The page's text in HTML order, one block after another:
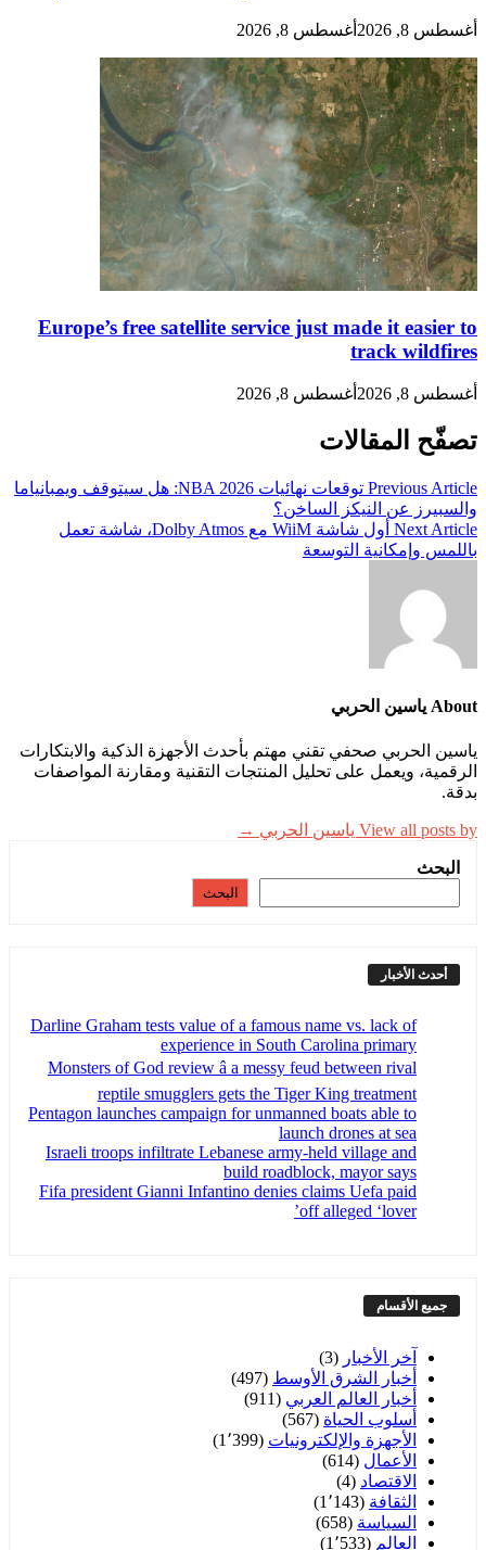
أغسطس 8, 2026 أغسطس 8, 2026
Europe’s free satellite service just made it easier to
track wildfires
أغسطس 8, 2026 أغسطس 8, 2026
تصفّح المقالات
Previous Article
توقعات نهائيات NBA 2026: هل سيتوقف ويمبانياما
والسبيرز عن النيكز الساخن؟
Next Article
أول شاشة WiiM مع Dolby Atmos، شاشة تعمل
باللمس وإمكانية التوسعة
About ياسين الحربي
ياسين الحربي صحفي تقني مهتم بأحدث الأجهزة الذكية والابتكارات
الرقمية، ويعمل على تحليل المنتجات التقنية ومقارنة المواصفات
بدقة.
View all posts by ياسين الحربي →
البحث
البحث
أحدث الأخبار
Darline Graham tests value of a famous name vs. lack of
experience in South Carolina primary
Monsters of God review â a messy feud between rival
reptile smugglers gets the Tiger King treatment
Pentagon launches campaign for unmanned boats able to
launch drones at sea
Israeli troops infiltrate Lebanese army-held village and
build roadblock, mayor says
Fifa president Gianni Infantino denies claims Uefa paid
off alleged ‘lover’
جميع الأقسام
آخر الأخبار (3)
أخبار الشرق الأوسط (497)
أخبار العالم العربي (911)
أسلوب الحياة (567)
الأجهزة والإلكترونيات (1٬399)
الأعمال (614)
الاقتصاد (4)
الثقافة (1٬143)
السياسة (658)
العالم (1٬533)